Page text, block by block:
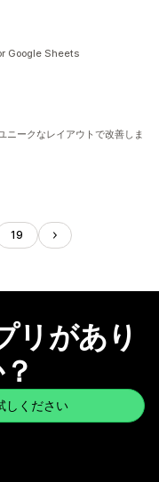
Google Sheets
ニークなレイアウトで改善しま
19
リがあり
しください